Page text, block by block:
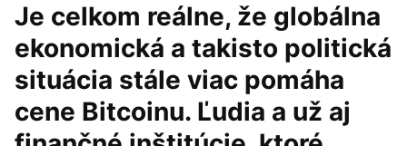
Je celkom reálne, že globálna
ekonomická a takisto politická
situácia stále viac pomáha
cene Bitcoinu. Ľudia a už aj